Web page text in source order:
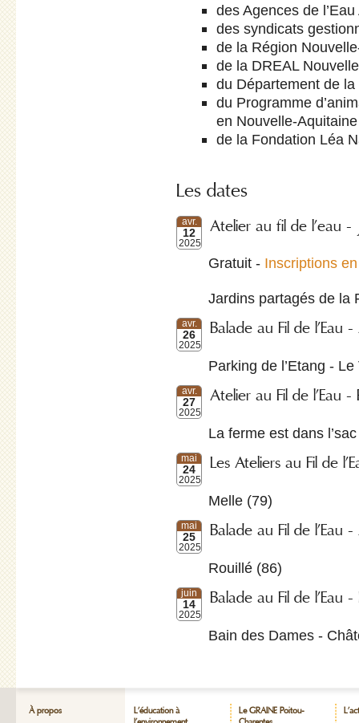
des Agences de
des syndicats
de la Région
de la DREAL
du Département de
du Programme
en Nouvelle-
de la Fondation Léa
Les dates
avr.
12
2025
Atelier au fil de l’eau -
Gratuit - Inscriptions
Jardins partagés de la
avr.
26
2025
Balade au Fil de l’Eau
Parking de l’Etang -
avr.
27
2025
Atelier au Fil de l’Eau
La ferme est dans
mai
24
2025
Les Ateliers au Fil de
Melle (79)
mai
25
2025
Balade au Fil de l’Eau
Rouillé (86)
juin
14
2025
Balade au Fil de l’Eau
Bain des Dames -
À propos
L’éducation à
Le GRAINE Poitou-